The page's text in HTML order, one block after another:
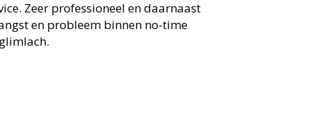
Zeer professioneel en daarnaast
en probleem binnen no-time